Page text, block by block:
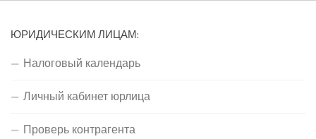
ЮРИДИЧЕСКИМ ЛИЦАМ:
Налоговый календарь
Личный кабинет юрлица
Проверь контрагента